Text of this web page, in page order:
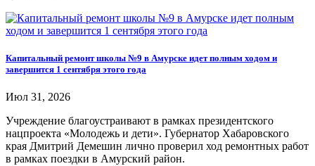
Капитальный ремонт школы №9 в Амурске идет полным ходом и
завершится 1 сентября этого года
Июл 31, 2026
Учреждение благоустраивают в рамках президентского
нацпроекта «Молодежь и дети». Губернатор Хабаровского
края Дмитрий Демешин лично проверил ход ремонтных работ
в рамках поездки в Амурский район.